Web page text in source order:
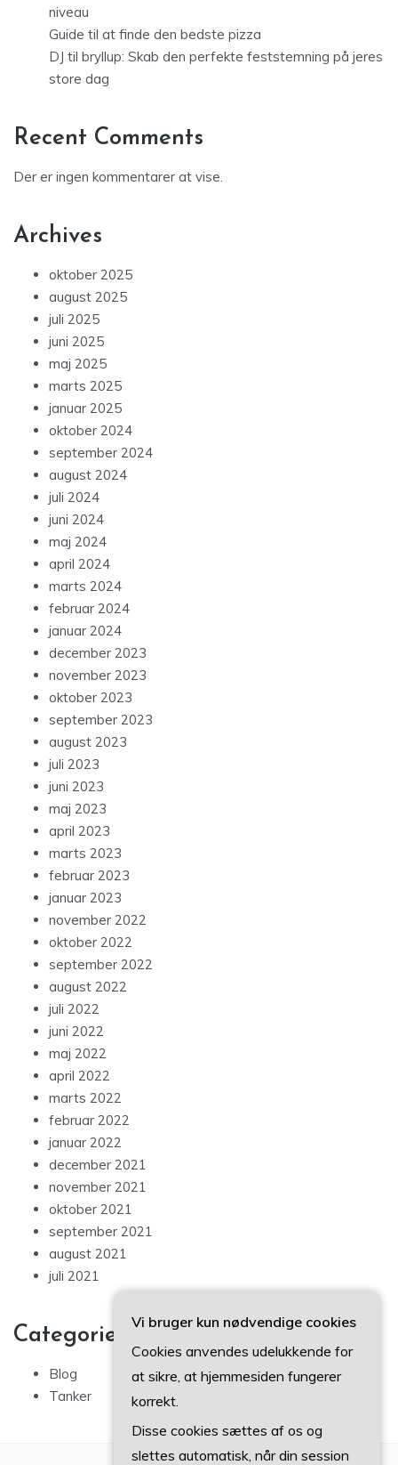
niveau
Guide til at finde den bedste pizza
DJ til bryllup: Skab den perfekte feststemning på jeres
store dag
Recent Comments
Der er ingen kommentarer at vise.
Archives
oktober 2025
august 2025
juli 2025
juni 2025
maj 2025
marts 2025
januar 2025
oktober 2024
september 2024
august 2024
juli 2024
juni 2024
maj 2024
april 2024
marts 2024
februar 2024
januar 2024
december 2023
november 2023
oktober 2023
september 2023
august 2023
juli 2023
juni 2023
maj 2023
april 2023
marts 2023
februar 2023
januar 2023
november 2022
oktober 2022
september 2022
august 2022
juli 2022
juni 2022
maj 2022
april 2022
marts 2022
februar 2022
januar 2022
december 2021
november 2021
oktober 2021
september 2021
august 2021
juli 2021
Categories
Blog
Tanker
Vi bruger kun nødvendige cookies
Cookies anvendes udelukkende for
at sikre, at hjemmesiden fungerer
korrekt.
Disse cookies sættes af os og
slettes automatisk, når din session